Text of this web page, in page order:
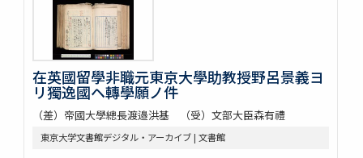
在英國留學非職元東京大學助教授野呂景義ヨ
リ獨逸國ヘ轉學願ノ件
（差）帝國大學總長渡邉洪基 （受）文部大臣森有禮
東京大学文書館デジタル・アーカイブ | 文書館